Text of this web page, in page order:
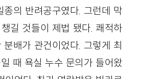
종의 반려공구였다. 그런데 막
길 것들이 제법 됐다. 쾌적하
배가 관건이었다. 그렇게 최
때 욕실 누수 문의가 들어왔